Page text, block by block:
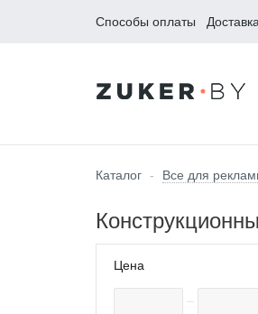
Способы оплаты Доставка
Каталог - Все для
Цена